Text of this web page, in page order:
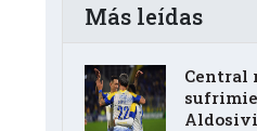
Más leídas
Central
Aldosivi